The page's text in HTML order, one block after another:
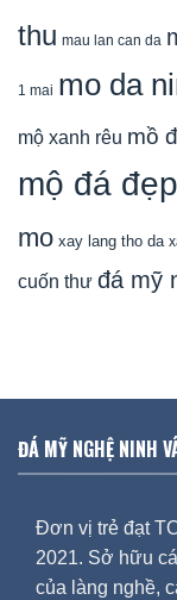
thu mau lan can da
1 mai mo da
mộ xanh rêu mồ
mộ đá đẹp
mo xay lang tho da
cuốn thư đá mỹ
ĐÁ MỸ NGHỆ NINH
Đơn vị trẻ đạt
2021. Sở hữu
của làng nghề,